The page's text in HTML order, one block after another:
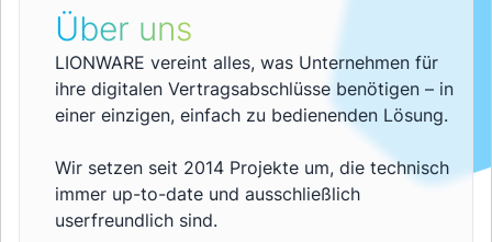
Über uns
LIONWARE vereint alles, was Unternehmen für
ihre digitalen Vertragsabschlüsse benötigen – in
einer einzigen, einfach zu bedienenden Lösung.
Wir setzen seit 2014 Projekte um, die technisch
immer up-to-date und ausschließlich
userfreundlich sind.